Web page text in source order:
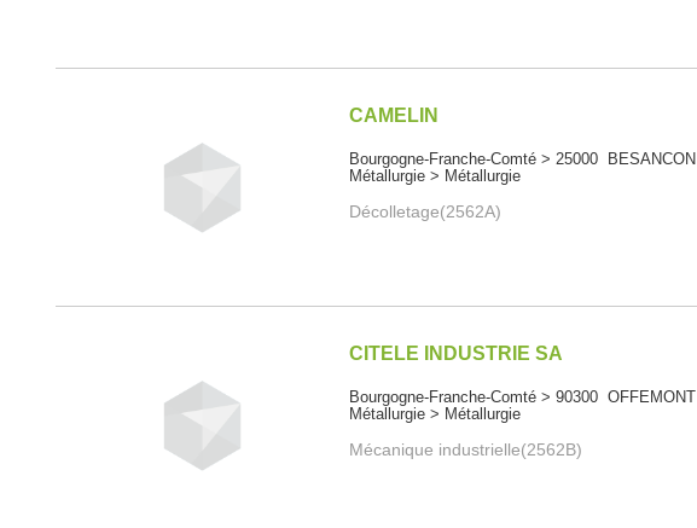
CAMELIN
Bourgogne-Franche-Comté > 25000 BESANCON
Métallurgie > Métallurgie
Décolletage(2562A)
CITELE INDUSTRIE SA
Bourgogne-Franche-Comté > 90300 OFFEMONT
Métallurgie > Métallurgie
Mécanique industrielle(2562B)